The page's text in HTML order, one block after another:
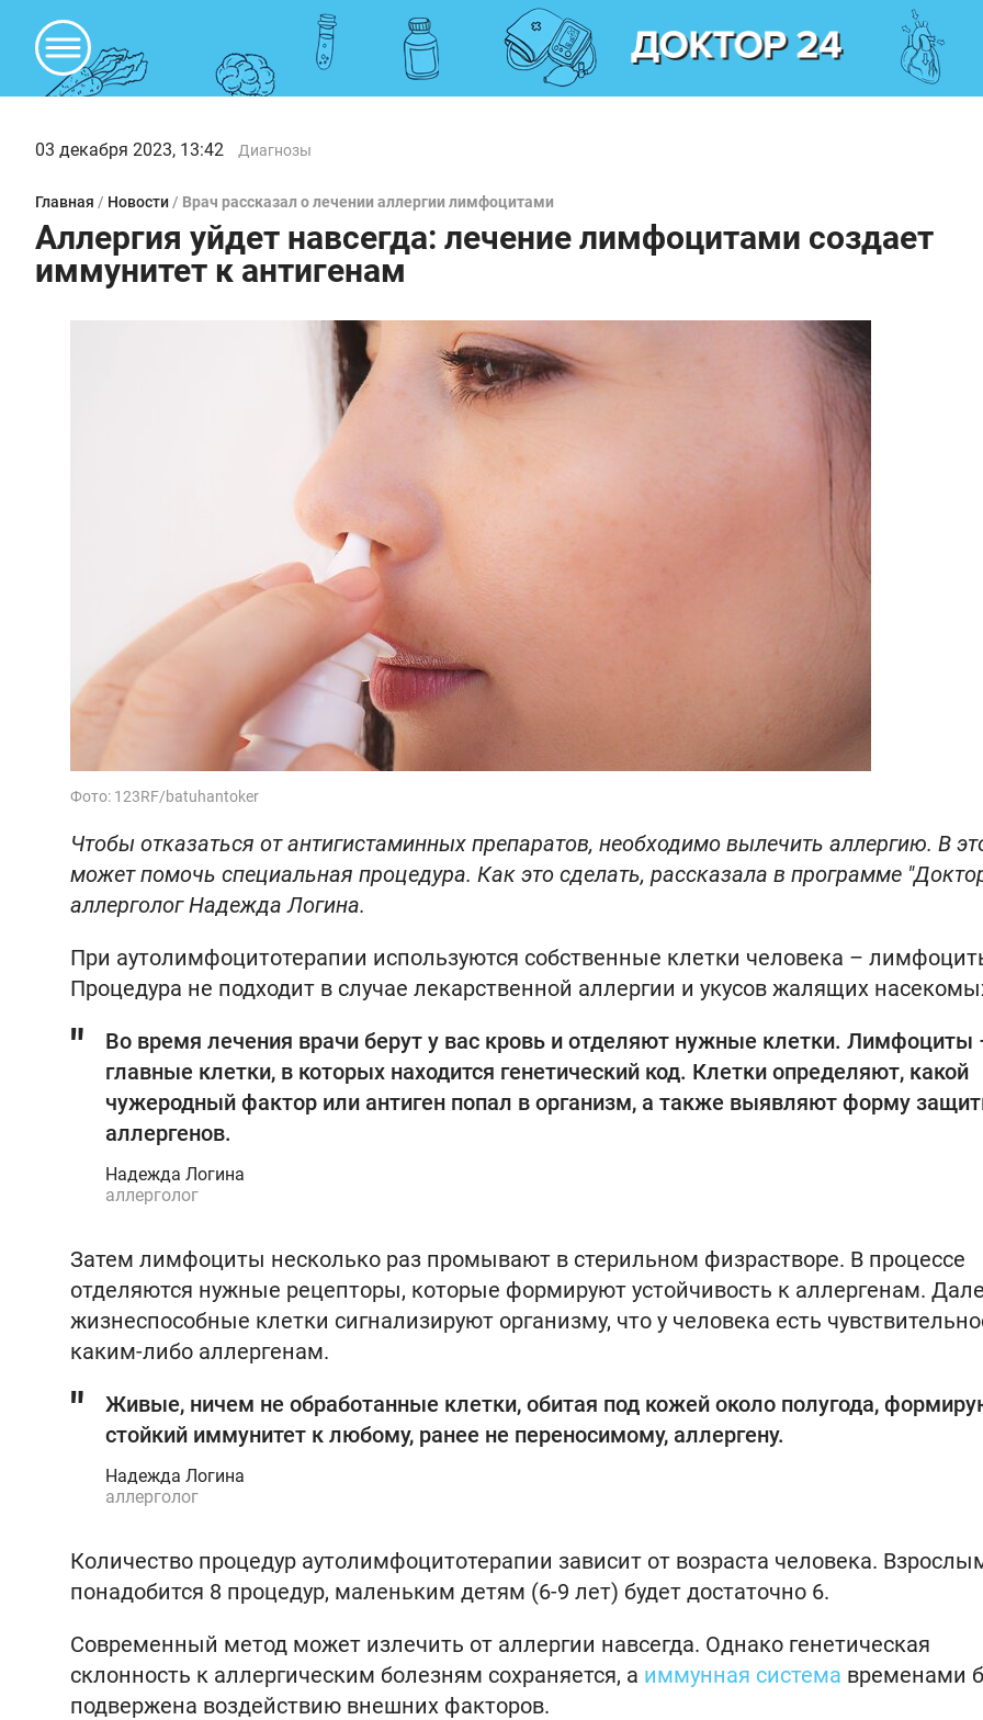
03 декабря 2023, 13:42 Диагнозы
Главная / Новости / Врач рассказал о лечении аллергии лимфоцитами
Аллергия уйдет навсегда: лечение лимфоцитами создает
иммунитет к антигенам
Фото: 123RF/batuhantoker
Чтобы отказаться от антигистаминных препаратов, необходимо вылечить аллергию. В
может помочь специальная процедура. Как это сделать, рассказала в программе
аллерголог Надежда Логина.
При аутолимфоцитотерапии используются собственные клетки человека –
Процедура не подходит в случае лекарственной аллергии и укусов жалящих
Во время лечения врачи берут у вас кровь и отделяют нужные клетки. Лимфоциты
главные клетки, в которых находится генетический код. Клетки определяют, какой
чужеродный фактор или антиген попал в организм, а также выявляют форму
аллергенов.
Надежда Логина
аллерголог
Затем лимфоциты несколько раз промывают в стерильном физрастворе. В процессе
отделяются нужные рецепторы, которые формируют устойчивость к аллергенам.
жизнеспособные клетки сигнализируют организму, что у человека есть
каким-либо аллергенам.
Живые, ничем не обработанные клетки, обитая под кожей около полугода,
стойкий иммунитет к любому, ранее не переносимому, аллергену.
Надежда Логина
аллерголог
Количество процедур аутолимфоцитотерапии зависит от возраста человека.
понадобится 8 процедур, маленьким детям (6-9 лет) будет достаточно 6.
Современный метод может излечить от аллергии навсегда. Однако генетическая
склонность к аллергическим болезням сохраняется, а иммунная система временами
подвержена воздействию внешних факторов.